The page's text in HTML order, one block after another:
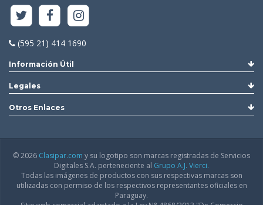
(595 21) 414 1690
Información Útil
Legales
Otros Enlaces
© 2026 Clasipar.com y su logotipo son marcas registradas de Servicios
Digitales S.A. perteneciente al Grupo A.J. Vierci.
Todas las imágenes de productos con sus respectivas marcas son
utilizadas con permiso de los respectivos representantes oficiales en
Paraguay.